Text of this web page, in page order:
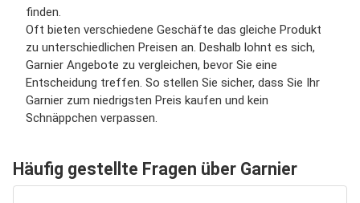
finden.
Oft bieten verschiedene Geschäfte das gleiche Produkt
zu unterschiedlichen Preisen an. Deshalb lohnt es sich,
Garnier Angebote zu vergleichen, bevor Sie eine
Entscheidung treffen. So stellen Sie sicher, dass Sie Ihr
Garnier zum niedrigsten Preis kaufen und kein
Schnäppchen verpassen.
Häufig gestellte Fragen über Garnier